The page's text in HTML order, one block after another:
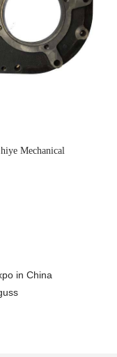
Mechanical
in China